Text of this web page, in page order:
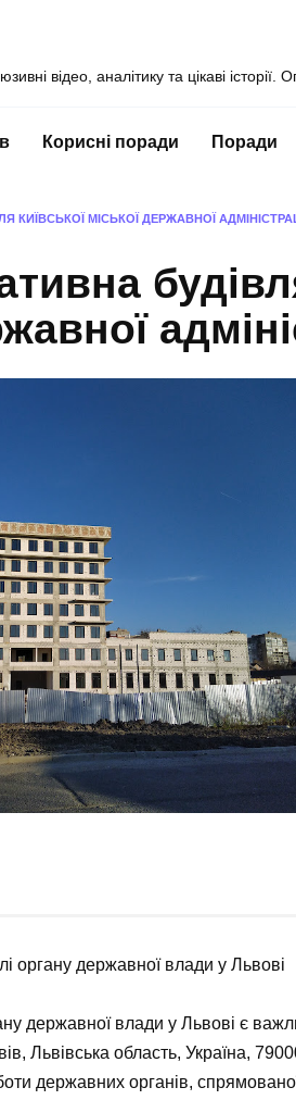
відео, аналітику та цікаві
Корисні поради Поради
КИЇВСЬКОЇ МІСЬКОЇ ДЕРЖАВНОЇ
органу державної влади у Львові
державної влади у Львові є
Львівська область, Україна,
державних органів,